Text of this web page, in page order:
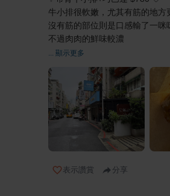
牛小排很軟嫩，尤其有筋的地方
沒有筋的部位則是口感輸了一咪
不過肉肉的鮮味較濃
... 顯示更多
表示讚賞 分享